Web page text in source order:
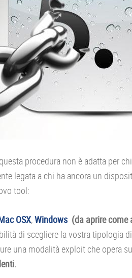
procedura non è adatta per
legata a chi ha ancora un
tool:
OSX,Windows (da aprire
di scegliere la vostra tipologia
una modalità exploit che opera